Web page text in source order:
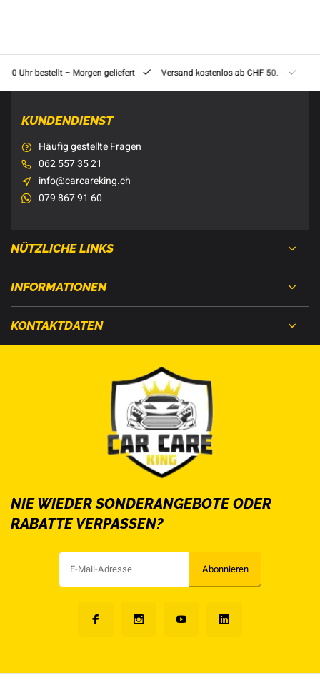
Uhr bestellt – Morgen geliefert Versand kostenlos ab CHF 50.-
KUNDENDIENST
Häufig gestellte Fragen
062 557 35 21
info@carcareking.ch
079 867 91 60
NÜTZLICHE LINKS
INFORMATIONEN
KONTAKTDATEN
NIE WIEDER SONDERANGEBOTE ODER
RABATTE VERPASSEN?
Abonnieren